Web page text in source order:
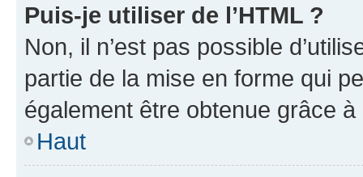
Puis-je utiliser de l’HTML ?
Non, il n’est pas possible
partie de la mise en forme qui
également être obtenue grâce à
Haut